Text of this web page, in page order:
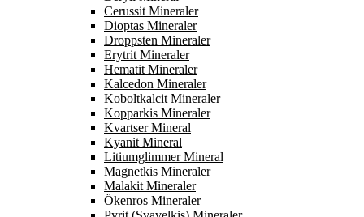
Cerussit Mineraler
Dioptas Mineraler
Droppsten Mineraler
Erytrit Mineraler
Hematit Mineraler
Kalcedon Mineraler
Koboltkalcit Mineraler
Kopparkis Mineraler
Kvartser Mineral
Kyanit Mineral
Litiumglimmer Mineral
Magnetkis Mineraler
Malakit Mineraler
Ökenros Mineraler